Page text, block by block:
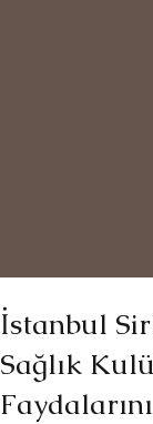
İstanbul
Sağlık